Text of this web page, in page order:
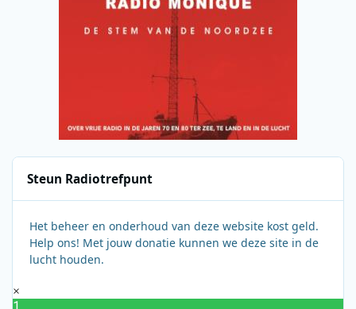
Steun Radiotrefpunt
Het beheer en onderhoud van deze website kost geld.
Help ons! Met jouw donatie kunnen we deze site in de
lucht houden.